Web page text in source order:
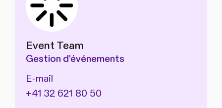
Event Team
Gestion d'événements
E-mail
+41 32 621 80 50